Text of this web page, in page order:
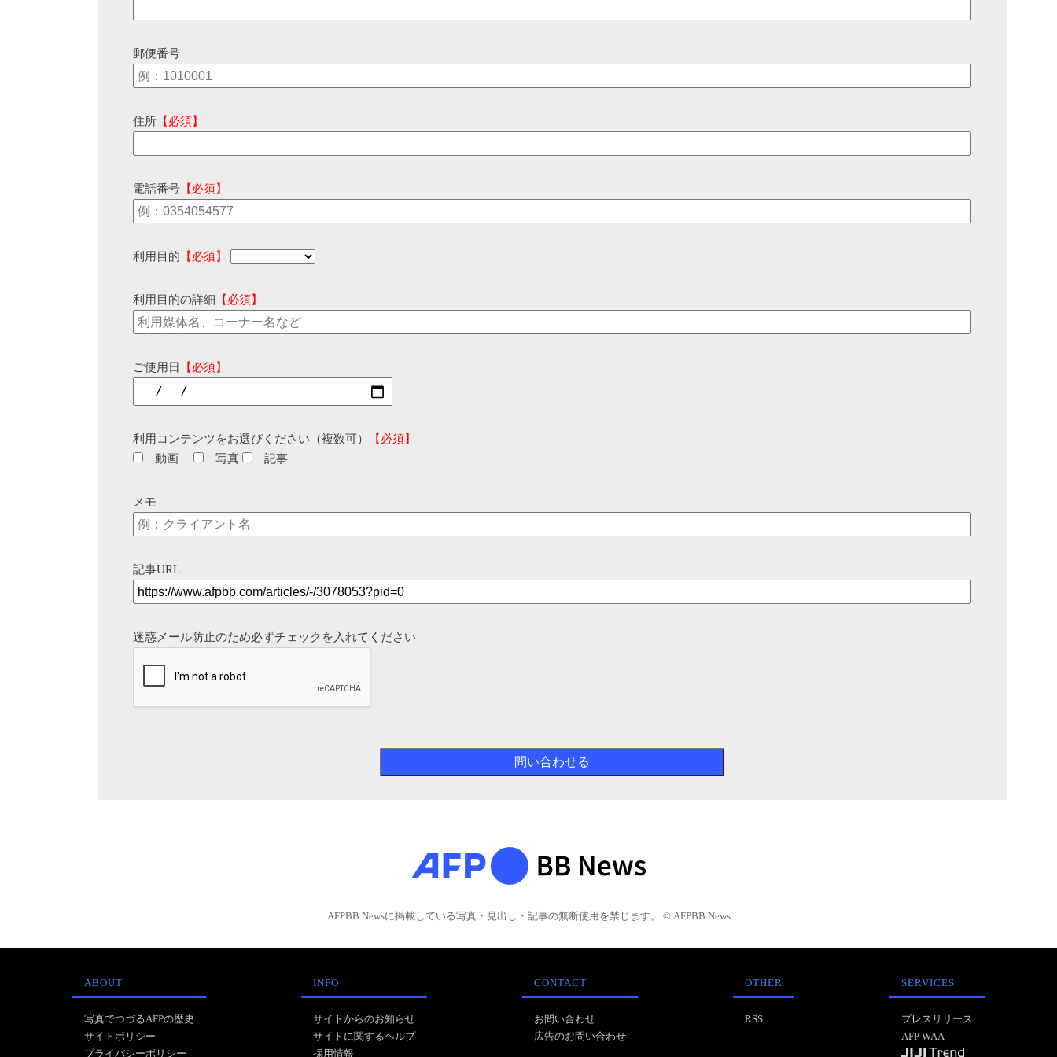
郵便番号
住所 【必須】
電話番号 【必須】
利用目的 【必須】
利用目的の詳細 【必須】
ご使用日 【必須】
利用コンテンツをお選びください（複数可）
【必須】
動画
写真 記事
メモ
記事URL
迷惑メール防止のため必ずチェックを入れてください
AFPBB Newsに掲載している写真・見出し・記事の無断使用を禁じます。 © AFPBB News
ABOUT
写真でつづるAFPの歴史
サイトポリシー
プライバシーポリシー
INFO
サイトからのお知らせ
サイトに関するヘルプ
採用情報
CONTACT
お問い合わせ
広告のお問い合わせ
OTHER
RSS
SERVICES
プレスリリース
AFP WAA